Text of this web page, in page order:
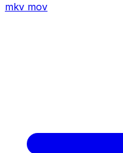
mkv mov